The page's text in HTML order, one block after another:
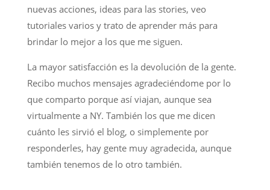
nuevas acciones, ideas para las stories, veo
tutoriales varios y trato de aprender más para
brindar lo mejor a los que me siguen.
La mayor satisfacción es la devolución de la gente.
Recibo muchos mensajes agradeciéndome por lo
que comparto porque así viajan, aunque sea
virtualmente a NY. También los que me dicen
cuánto les sirvió el blog, o simplemente por
responderles, hay gente muy agradecida, aunque
también tenemos de lo otro también.